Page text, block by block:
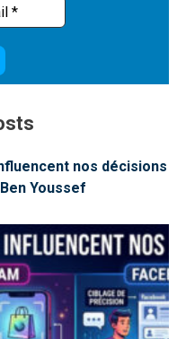
nos décisions
Youssef